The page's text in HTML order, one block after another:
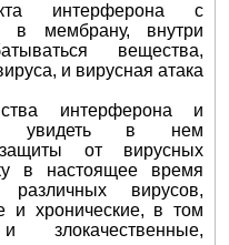
интерферона с
в мембрану, внутри
вещества,
и вирусная атака
интерферона и
увидеть в нем
защиты от вирусных
в настоящее время
вирусов,
и хронические, в том